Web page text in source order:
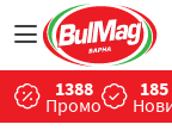
1388
Промо
185